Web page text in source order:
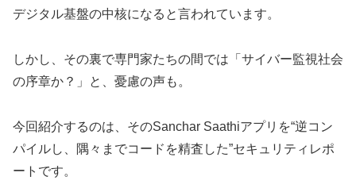
デジタル基盤の中核になると言われています。
しかし、その裏で専門家たちの間では「サイバー監視社会
の序章か？」と、憂慮の声も。
今回紹介するのは、そのSanchar Saathiアプリを“逆コン
パイルし、隅々までコードを精査した”セキュリティレポ
ートです。